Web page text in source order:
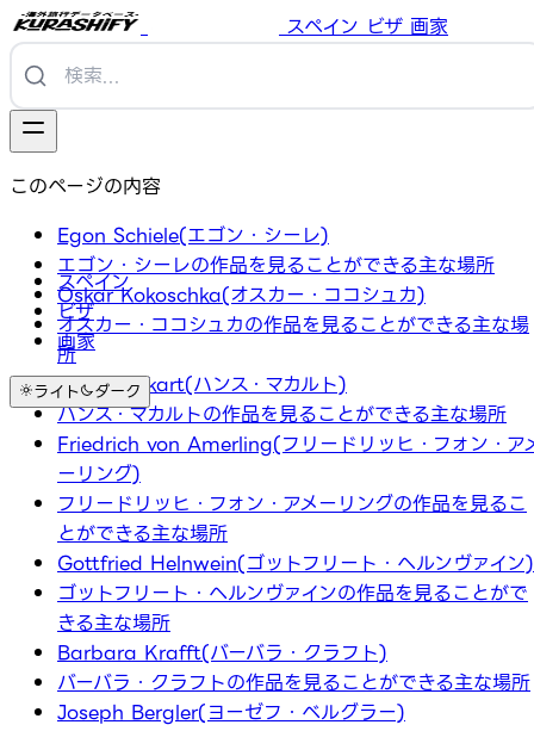
スペイン ビザ 画家
スペイン
ビザ
画家
ライト ダーク
このページの内容
Egon Schiele(エゴン・シーレ)
エゴン・シーレの作品を見ることができる主な場所
Oskar Kokoschka(オスカー・ココシュカ)
オスカー・ココシュカの作品を見ることができる主な場
所
Hans Makart(ハンス・マカルト)
ハンス・マカルトの作品を見ることができる主な場所
Friedrich von Amerling(フリードリッヒ・フォン・ア
ーリング)
フリードリッヒ・フォン・アメーリングの作品を見るこ
とができる主な場所
Gottfried Helnwein(ゴットフリート・ヘルンヴァイン)
ゴットフリート・ヘルンヴァインの作品を見ることがで
きる主な場所
Barbara Krafft(バーバラ・クラフト)
バーバラ・クラフトの作品を見ることができる主な場所
Joseph Bergler(ヨーゼフ・ベルグラー)